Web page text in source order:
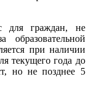
для граждан, не
при наличии
текущего года до
но не позднее 5